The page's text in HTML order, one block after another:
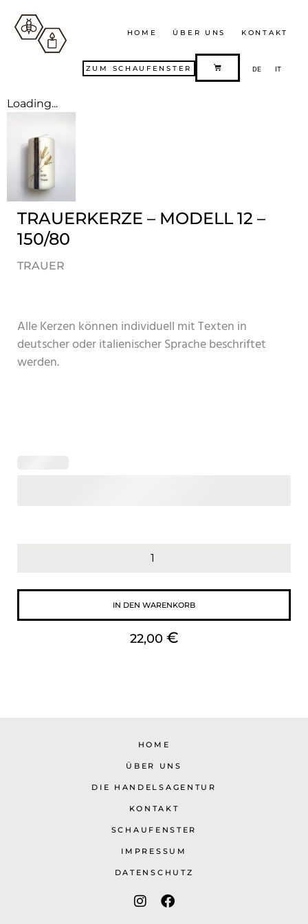
HOME ÜBER UNS KONTAKT
ZUM SCHAUFENSTER DE IT
Loading...
TRAUERKERZE – MODELL 12 –
150/80
TRAUER
Alle Kerzen können individuell mit Texten in
deutscher oder italienischer Sprache beschriftet
werden.
IN DEN WARENKORB
22,00 €
HOME
ÜBER UNS
DIE HANDELSAGENTUR
KONTAKT
SCHAUFENSTER
IMPRESSUM
DATENSCHUTZ